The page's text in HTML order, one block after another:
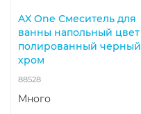
AX One Смеситель для
ванны напольный цвет
полированный черный
хром
88528
Много